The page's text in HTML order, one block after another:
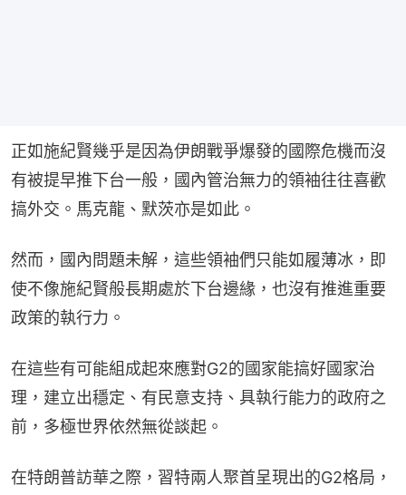
正如施紀賢幾乎是因為伊朗戰爭爆發的國際危機而沒
有被提早推下台一般，國內管治無力的領袖往往喜歡
搞外交。馬克龍、默茨亦是如此。
然而，國內問題未解，這些領袖們只能如履薄冰，即
使不像施紀賢般長期處於下台邊緣，也沒有推進重要
政策的執行力。
在這些有可能組成起來應對G2的國家能搞好國家治
理，建立出穩定、有民意支持、具執行能力的政府之
前，多極世界依然無從談起。
在特朗普訪華之際，習特兩人聚首呈現出的G2格局，